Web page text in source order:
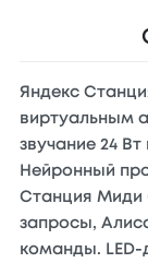
Яндекс
виртуальным
звучание 24
Нейронный
Станция Миди
запросы,
команды. LED-